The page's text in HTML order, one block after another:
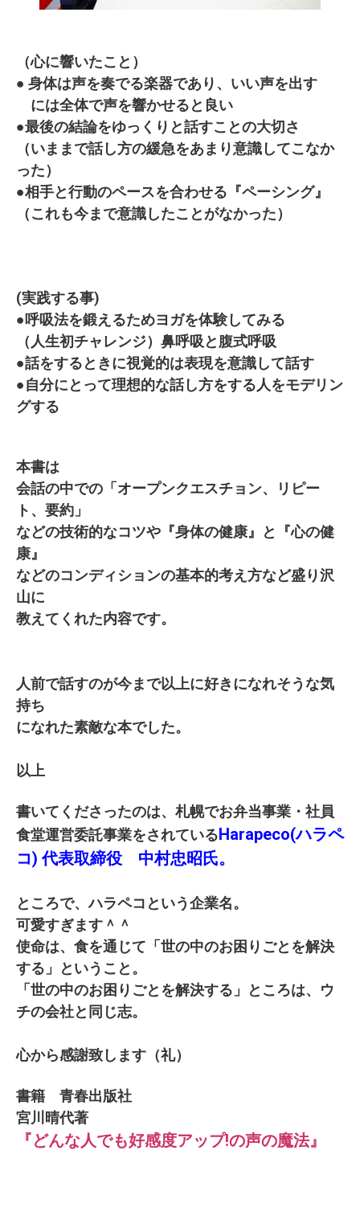
（心に響いたこと）
● 身体は声を奏でる楽器であり、いい声を出す
には全体で声を響かせると良い
●最後の結論をゆっくりと話すことの大切さ
（いままで話し方の緩急をあまり意識してこなか
った）
●相手と行動のペースを合わせる『ペーシング』
（これも今まで意識したことがなかった）
(実践する事)
●呼吸法を鍛えるためヨガを体験してみる
（人生初チャレンジ）鼻呼吸と腹式呼吸
●話をするときに視覚的は表現を意識して話す
●自分にとって理想的な話し方をする人をモデリン
グする
本書は
会話の中での「オープンクエスチョン、リピー
ト、要約」
などの技術的なコツや『身体の健康』と『心の健
康』
などのコンディションの基本的考え方など盛り沢
山に
教えてくれた内容です。
人前で話すのが今まで以上に好きになれそうな気
持ち
になれた素敵な本でした。
以上
書いてくださったのは、札幌でお弁当事業・社員
食堂運営委託事業をされているHarapeco(ハラペ
コ) 代表取締役 中村忠昭氏。
ところで、ハラペコという企業名。
可愛すぎます＾＾
使命は、食を通じて「世の中のお困りごとを解決
する」ということ。
「世の中のお困りごとを解決する」ところは、ウ
チの会社と同じ志。
心から感謝致します（礼）
書籍 青春出版社
宮川晴代著
『どんな人でも好感度アップ!の声の魔法』